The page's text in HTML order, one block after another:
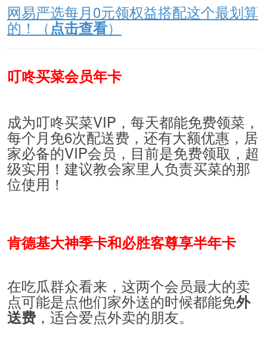
网易严选每月0元领权益搭配这个最划算
的！（点击查看）
叮咚买菜会员年卡
成为叮咚买菜VIP，每天都能免费领菜，
每个月免6次配送费，还有大额优惠，居
家必备的VIP会员，目前是免费领取，超
级实用！建议教会家里人负责买菜的那
位使用！
肯德基大神季卡和必胜客尊享半年卡
在吃瓜群众看来，这两个会员最大的卖
点可能是点他们家外送的时候都能免外
送费，适合爱点外卖的朋友。